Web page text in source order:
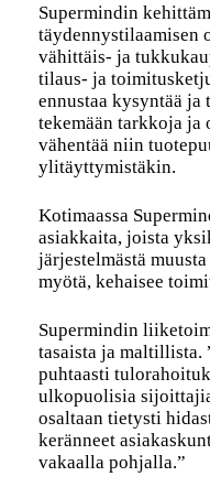
Supermindin
täydennystilaamisen
vähittäis- ja
tilaus- ja
ennustaa kysyntää
tekemään tarkkoja
vähentää niin
ylitäyttymistäkin.
Kotimaassa
asiakkaita, joista
järjestelmästä
myötä, kehaisee
Supermindin
tasaista ja
puhtaasti
ulkopuolisia
osaltaan tietysti
keränneet
vakaalla pohjalla.”